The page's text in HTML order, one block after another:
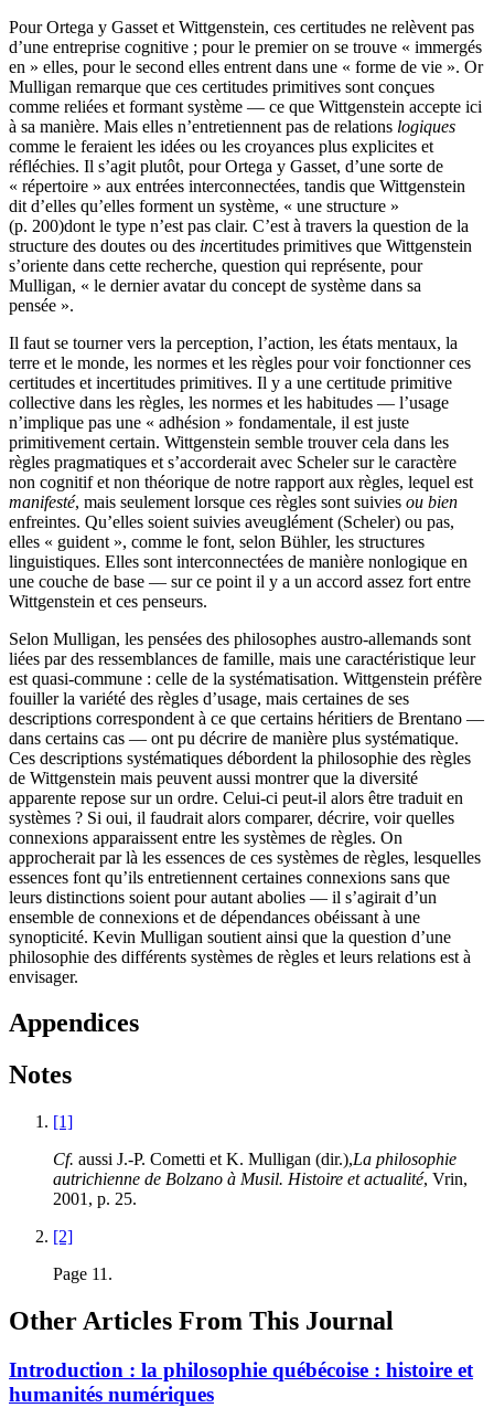
Pour Ortega y Gasset et Wittgenstein, ces certitudes ne relèvent pas
d’une entreprise cognitive ; pour le premier on se trouve « immergés
en » elles, pour le second elles entrent dans une « forme de vie ». Or
Mulligan remarque que ces certitudes primitives sont conçues
comme reliées et formant système — ce que Wittgenstein accepte ici
à sa manière. Mais elles n’entretiennent pas de relations logiques
comme le feraient les idées ou les croyances plus explicites et
réfléchies. Il s’agit plutôt, pour Ortega y Gasset, d’une sorte de
« répertoire » aux entrées interconnectées, tandis que Wittgenstein
dit d’elles qu’elles forment un système, « une structure »
(p. 200)dont le type n’est pas clair. C’est à travers la question de la
structure des doutes ou des incertitudes primitives que Wittgenstein
s’oriente dans cette recherche, question qui représente, pour
Mulligan, « le dernier avatar du concept de système dans sa
pensée ».
Il faut se tourner vers la perception, l’action, les états mentaux, la
terre et le monde, les normes et les règles pour voir fonctionner ces
certitudes et incertitudes primitives. Il y a une certitude primitive
collective dans les règles, les normes et les habitudes — l’usage
n’implique pas une « adhésion » fondamentale, il est juste
primitivement certain. Wittgenstein semble trouver cela dans les
règles pragmatiques et s’accorderait avec Scheler sur le caractère
non cognitif et non théorique de notre rapport aux règles, lequel est
manifesté, mais seulement lorsque ces règles sont suivies ou bien
enfreintes. Qu’elles soient suivies aveuglément (Scheler) ou pas,
elles « guident », comme le font, selon Bühler, les structures
linguistiques. Elles sont interconnectées de manière nonlogique en
une couche de base — sur ce point il y a un accord assez fort entre
Wittgenstein et ces penseurs.
Selon Mulligan, les pensées des philosophes austro-allemands sont
liées par des ressemblances de famille, mais une caractéristique leur
est quasi-commune : celle de la systématisation. Wittgenstein préfère
fouiller la variété des règles d’usage, mais certaines de ses
descriptions correspondent à ce que certains héritiers de Brentano —
dans certains cas — ont pu décrire de manière plus systématique.
Ces descriptions systématiques débordent la philosophie des règles
de Wittgenstein mais peuvent aussi montrer que la diversité
apparente repose sur un ordre. Celui-ci peut-il alors être traduit en
systèmes ? Si oui, il faudrait alors comparer, décrire, voir quelles
connexions apparaissent entre les systèmes de règles. On
approcherait par là les essences de ces systèmes de règles, lesquelles
essences font qu’ils entretiennent certaines connexions sans que
leurs distinctions soient pour autant abolies — il s’agirait d’un
ensemble de connexions et de dépendances obéissant à une
synopticité. Kevin Mulligan soutient ainsi que la question d’une
philosophie des différents systèmes de règles et leurs relations est à
envisager.
Appendices
Notes
[1]
Cf. aussi J.-P. Cometti et K. Mulligan (dir.),La philosophie
autrichienne de Bolzano à Musil. Histoire et actualité, Vrin,
2001 , p. 25.
[2]
Page 11 .
Other Articles From This Journal
Introduction : la philosophie québécoise : histoire et
humanités numériques